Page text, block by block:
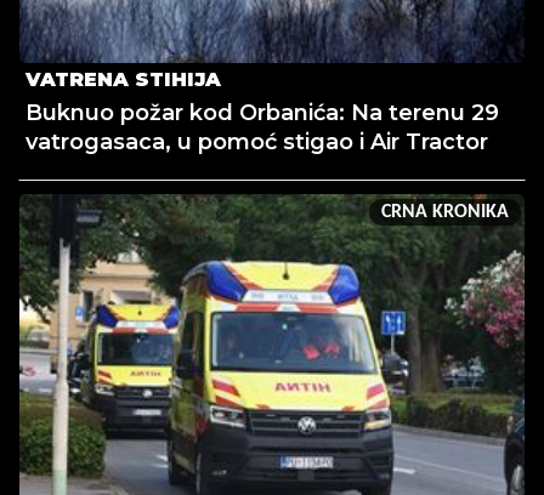
VATRENA STIHIJA
Buknuo požar kod Orbanića: Na terenu 29
vatrogasaca, u pomoć stigao i Air Tractor
CRNA KRONIKA